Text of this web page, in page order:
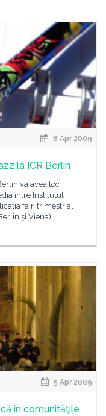
6 Apr 2009
la ICR Berlin
va avea loc
între Institutul
fair, trimestrial
şi Viena).
5 Apr 2009
în comunităţile